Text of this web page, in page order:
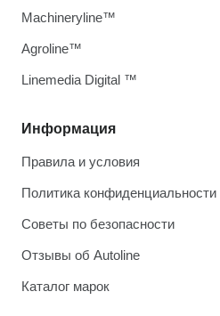
Информация
Правила и условия
Политика конфиденциальности
Советы по безопасности
Отзывы об Autoline
Каталог марок
Machineryline™
Agroline™
Linemedia Digital ™